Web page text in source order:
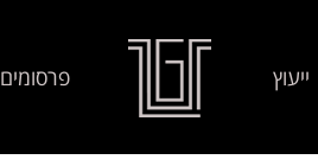
ייעוץ פרסומים